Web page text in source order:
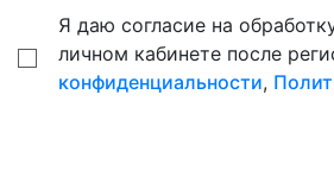
Я даю согласие на
личном кабинете после
конфиденциальности,